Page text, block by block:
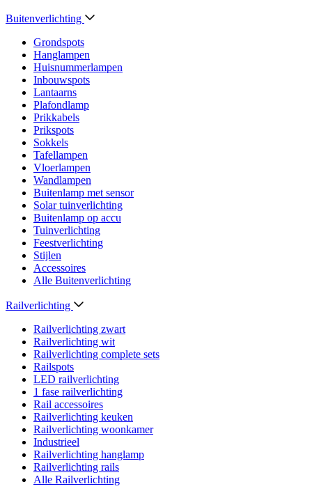
Buitenverlichting
Grondspots
Hanglampen
Huisnummerlampen
Inbouwspots
Lantaarns
Plafondlamp
Prikkabels
Prikspots
Sokkels
Tafellampen
Vloerlampen
Wandlampen
Buitenlamp met sensor
Solar tuinverlichting
Buitenlamp op accu
Tuinverlichting
Feestverlichting
Stijlen
Accessoires
Alle Buitenverlichting
Railverlichting
Railverlichting zwart
Railverlichting wit
Railverlichting complete sets
Railspots
LED railverlichting
1 fase railverlichting
Rail accessoires
Railverlichting keuken
Railverlichting woonkamer
Industrieel
Railverlichting hanglamp
Railverlichting rails
Alle Railverlichting